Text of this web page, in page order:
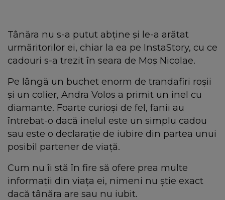
Tânăra nu s-a putut abține și le-a arătat
urmăritorilor ei, chiar la ea pe InstaStory, cu ce
cadouri s-a trezit în seara de Moș Nicolae.
Pe lângă un buchet enorm de trandafiri roșii
și un colier, Andra Volos a primit un inel cu
diamante. Foarte curioși de fel, fanii au
întrebat-o dacă inelul este un simplu cadou
sau este o declarație de iubire din partea unui
posibil partener de viață.
Cum nu îi stă în fire să ofere prea multe
informații din viața ei, nimeni nu știe exact
dacă tânăra are sau nu iubit.